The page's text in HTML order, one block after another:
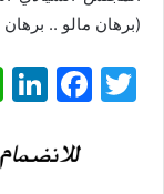
(برهان مالو .. برهان
T
itt
F
c